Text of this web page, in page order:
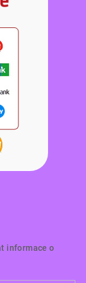
informace o